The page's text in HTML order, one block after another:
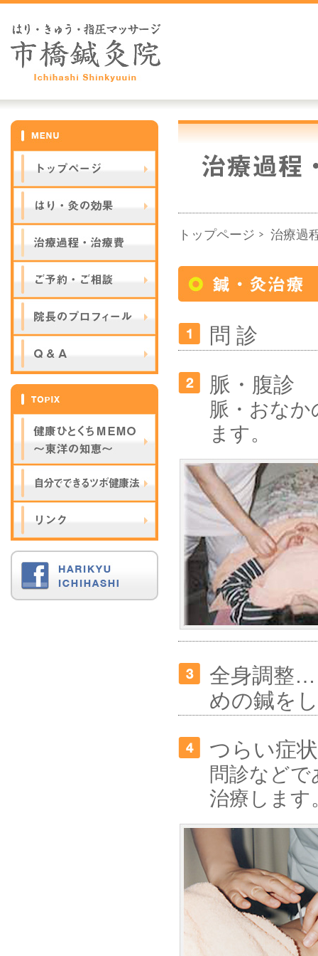
トップページ 治療過
問 診
脈・腹診
脈・おな
ます。
全身調整
めの鍼を
つらい症
問診など
治療します